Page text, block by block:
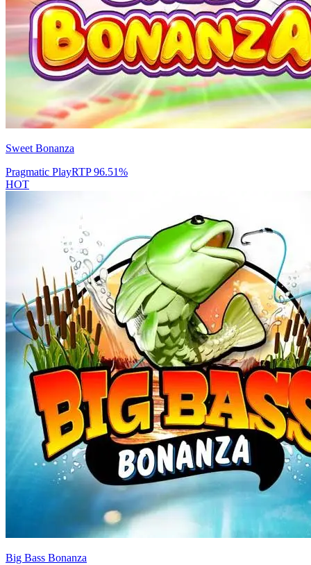
Sweet Bonanza
Pragmatic PlayRTP96.51%
HOT
Big Bass Bonanza